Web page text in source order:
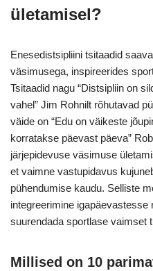
ületamisel?
Enesedistsipliini tsitaadid
väsimusega, inspireerides
Tsitaadid nagu “Distsipliin on
vahel” Jim Rohnilt rõhutavad
väide on “Edu on väikeste
korratakse päevast päeva”
järjepidevuse väsimuse
et vaimne vastupidavus
pühendumise kaudu. Selliste
integreerimine igapäevastesse
suurendada sportlase vaimset
Millised on 10